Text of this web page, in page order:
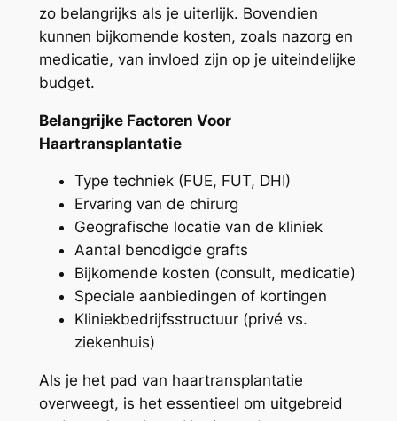
zo belangrijks als je uiterlijk. Bovendien
kunnen bijkomende kosten, zoals nazorg en
medicatie, van invloed zijn op je uiteindelijke
budget.
Belangrijke Factoren Voor
Haartransplantatie
Type techniek (FUE, FUT, DHI)
Ervaring van de chirurg
Geografische locatie van de kliniek
Aantal benodigde grafts
Bijkomende kosten (consult, medicatie)
Speciale aanbiedingen of kortingen
Kliniekbedrijfsstructuur (privé vs.
ziekenhuis)
Als je het pad van haartransplantatie
overweegt, is het essentieel om uitgebreid